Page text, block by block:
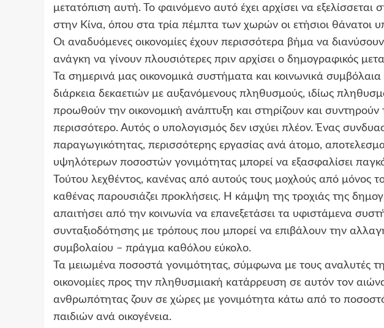
μετατόπιση αυτή. Το φαινόμενο αυτό έχει αρχίσει να εξελίσσεται
στην Κίνα, όπου στα τρία πέμπτα των χωρών οι ετήσιοι θάνατοι
Οι αναδυόμενες οικονομίες έχουν περισσότερα βήμα να
ανάγκη να γίνουν πλουσιότερες πριν αρχίσει ο δημογραφικός
Τα σημερινά μας οικονομικά συστήματα και κοινωνικά
διάρκεια δεκαετιών με αυξανόμενους πληθυσμούς, ιδίως
προωθούν την οικονομική ανάπτυξη και στηρίζουν και
περισσότερο. Αυτός ο υπολογισμός δεν ισχύει πλέον. Ένας
παραγωγικότητας, περισσότερης εργασίας ανά άτομο,
υψηλότερων ποσοστών γονιμότητας μπορεί να εξασφαλίσει
Τούτου λεχθέντος, κανένας από αυτούς τους μοχλούς από μόνος
καθένας παρουσιάζει προκλήσεις. Η κάμψη της τροχιάς της
απαιτήσει από την κοινωνία να επανεξετάσει τα υφιστάμενα
συνταξιοδότησης με τρόπους που μπορεί να επιβάλουν την
συμβολαίου – πράγμα καθόλου εύκολο.
Τα μειωμένα ποσοστά γονιμότητας, σύμφωνα με τους αναλυτές
οικονομίες προς την πληθυσμιακή κατάρρευση σε αυτόν τον
ανθρωπότητας ζουν σε χώρες με γονιμότητα κάτω από το
παιδιών ανά οικογένεια.